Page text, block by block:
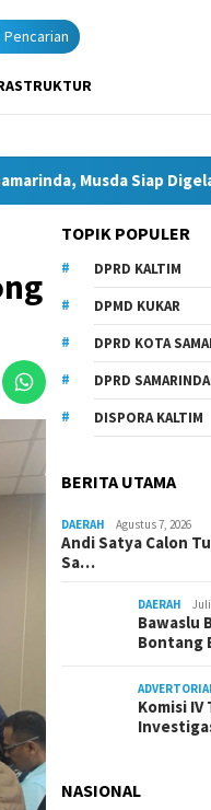
Pencarian
Siap Digelar 8 Agustus
TOPIK POPULER
DPRD KALTIM
DPMD KUKAR
DPRD KOTA
DPRD SAMARINDA
DISPORA KALTIM
BERITA UTAMA
DAERAH Agustus 7, 2026
Andi Satya Calon
Sa…
DAERAH Juli
Bawaslu
Bontang
Komisi
NASIONAL